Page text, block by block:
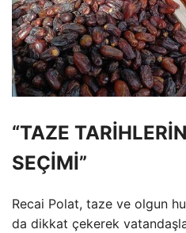
“TAZE
SEÇİMİ”
Recai Polat, taze ve olgun
da dikkat çekerek